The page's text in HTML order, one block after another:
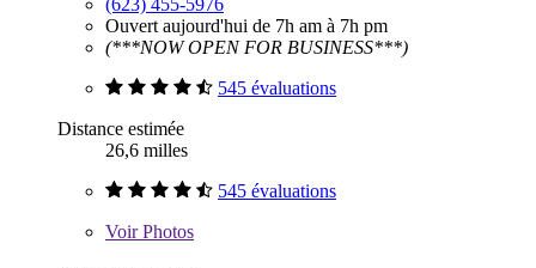
Ouvert aujourd'hui de 7h am à 7h pm
(***NOW OPEN FOR BUSINESS***)
545 évaluations
Distance estimée
26,6 milles
545 évaluations
VoirPhotos